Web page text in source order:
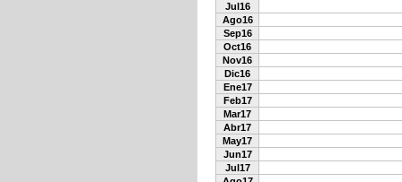
Jul16
Ago16
Sep16
Oct16
Nov16
Dic16
Ene17
Feb17
Mar17
Abr17
May17
Jun17
Jul17